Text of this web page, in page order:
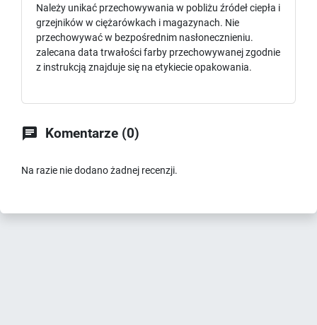
Należy unikać przechowywania w pobliżu źródeł ciepła i
grzejników w ciężarówkach i magazynach. Nie
przechowywać w bezpośrednim nasłonecznieniu.
zalecana data trwałości farby przechowywanej zgodnie
z instrukcją znajduje się na etykiecie opakowania.
 Komentarze (0)
Na razie nie dodano żadnej recenzji.